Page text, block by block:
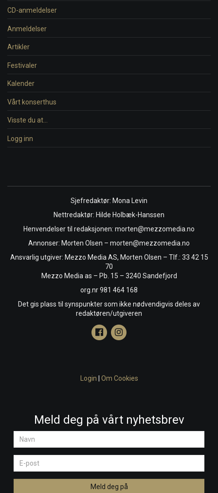
CD-anmeldelser
Anmeldelser
Artikler
Festivaler
Kalender
Vårt konserthus
Visste du at…
Logg inn
Sjefredaktør: Mona Levin
Nettredaktør: Hilde Holbæk-Hanssen
Henvendelser til redaksjonen: morten@mezzomedia.no
Annonser: Morten Olsen – morten@mezzomedia.no
Ansvarlig utgiver: Mezzo Media AS, Morten Olsen – Tlf.: 33 42 15
70
Mezzo Media as – Pb. 15 – 3240 Sandefjord
org.nr 981 464 168
Det gis plass til synspunkter som ikke nødvendigvis deles av
redaktøren/utgiveren
Login Om Cookies
Meld deg på vårt nyhetsbrev
Meld deg på